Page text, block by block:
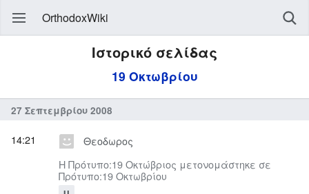
OrthodoxWiki
Ιστορικό σελίδας
19 Οκτωβρίου
27 Σεπτεμβρίου 2008
Θεοδωρος
Η Πρότυπο:19 Οκτώβριος μετονομάστηκε σε
Πρότυπο:19 Οκτωβρίου
14:21